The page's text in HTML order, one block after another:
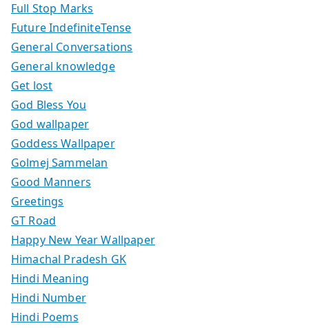
Full Stop Marks
Future IndefiniteTense
General Conversations
General knowledge
Get lost
God Bless You
God wallpaper
Goddess Wallpaper
Golmej Sammelan
Good Manners
Greetings
GT Road
Happy New Year Wallpaper
Himachal Pradesh GK
Hindi Meaning
Hindi Number
Hindi Poems